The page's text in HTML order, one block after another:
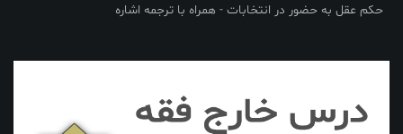
حکم عقل به حضور در انتخابات - همراه با ترجمه اشاره